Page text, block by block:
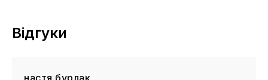
Відгуки
настя бурлак